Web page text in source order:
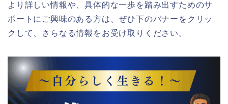
より詳しい情報や、具体的な一歩を踏み出すためのサ
ポートにご興味のある方は、ぜひ下のバナーをクリッ
クして、さらなる情報をお受け取りください。